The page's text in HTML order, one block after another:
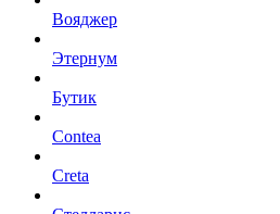
Вояджер
Этернум
Бутик
Contea
Creta